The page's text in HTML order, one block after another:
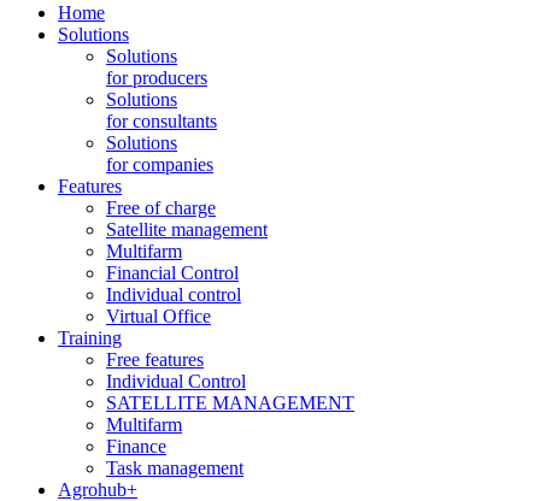
Home
Solutions
Solutions
for producers
Solutions
for consultants
Solutions
for companies
Features
Free of charge
Satellite management
Multifarm
Financial Control
Individual control
Virtual Office
Training
Free features
Individual Control
SATELLITE MANAGEMENT
Multifarm
Finance
Task management
Agrohub+